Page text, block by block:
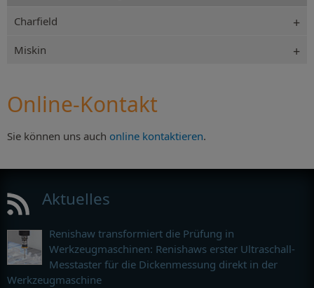
Charfield
Miskin
Online-Kontakt
Sie können uns auch online kontaktieren.
Aktuelles
Renishaw transformiert die Prüfung in
Werkzeugmaschinen: Renishaws erster Ultraschall-
Messtaster für die Dickenmessung direkt in der
Werkzeugmaschine